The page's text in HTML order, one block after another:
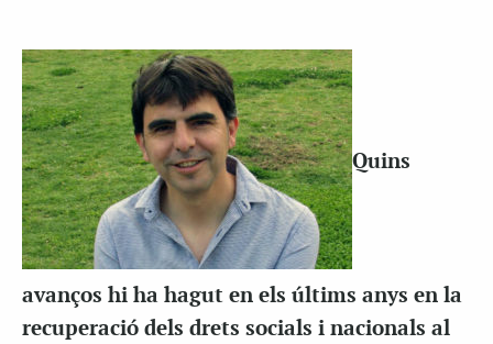
Quins
avanços hi ha hagut en els últims anys en la
recuperació dels drets socials i nacionals al